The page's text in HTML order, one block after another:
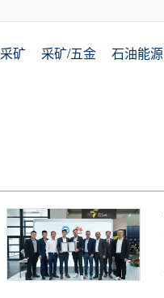
采矿 采矿/五金 石油能源